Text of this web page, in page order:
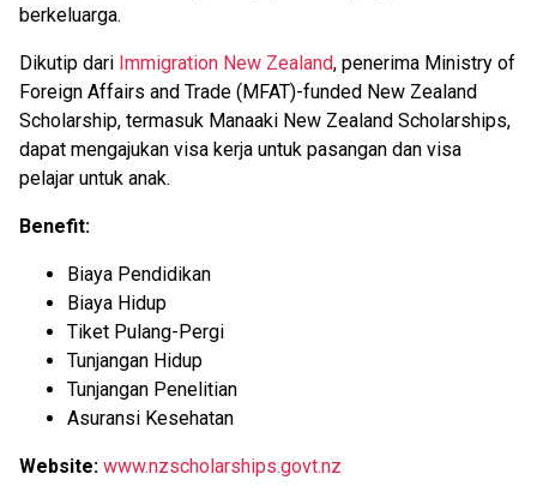
berkeluarga.
Dikutip dari Immigration New Zealand, penerima Ministry of
Foreign Affairs and Trade (MFAT)-funded New Zealand
Scholarship, termasuk Manaaki New Zealand Scholarships,
dapat mengajukan visa kerja untuk pasangan dan visa
pelajar untuk anak.
Benefit:
Biaya Pendidikan
Biaya Hidup
Tiket Pulang-Pergi
Tunjangan Hidup
Tunjangan Penelitian
Asuransi Kesehatan
Website: www.nzscholarships.govt.nz